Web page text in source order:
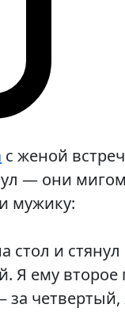
с женой
— они
мужику:
стол и
Я ему
четвертый,